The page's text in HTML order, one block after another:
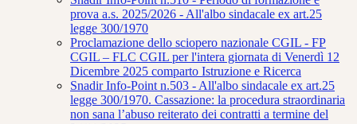
prova a.s. 2025/2026 - All'albo sindacale ex art.25
legge 300/1970
Proclamazione dello sciopero nazionale CGIL - FP
CGIL – FLC CGIL per l'intera giornata di Venerdì 12
Dicembre 2025 comparto Istruzione e Ricerca
Snadir Info-Point n.503 - All'albo sindacale ex art.25
legge 300/1970. Cassazione: la procedura straordinaria
non sana l’abuso reiterato dei contratti a termine del